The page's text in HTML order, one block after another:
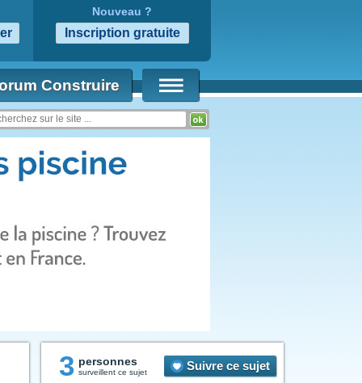
Nouveau ?
Construire
3 personnes
surveillent ce sujet Suivre ce sujet